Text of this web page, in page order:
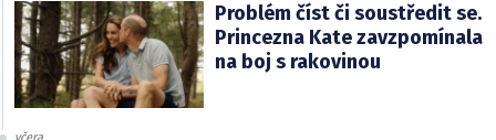
Problém číst či soustředit se.
Princezna Kate zavzpomínala
na boj s rakovinou
včera